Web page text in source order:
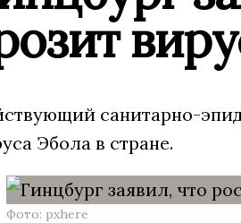
санитарно-
Эбола в стране.
Фото: pxhere